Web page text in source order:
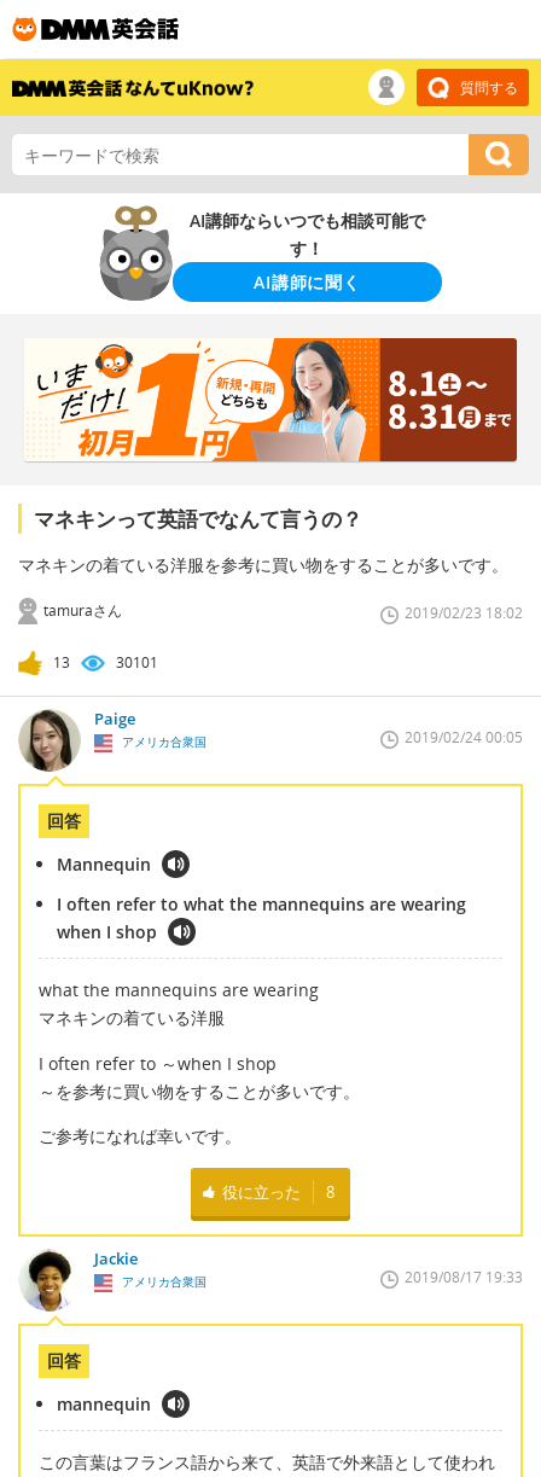
質問する
AI講師ならいつでも相談可能で
す！
AI講師に聞く
マネキンって英語でなんて言うの？
マネキンの着ている洋服を参考に買い物をすることが多いです。
tamuraさん 2019/02/23 18:02
13 30101
Paige
アメリカ合衆国 2019/02/24 00:05
回答
Mannequin
I often refer to what the mannequins are wearing
when I shop
what the mannequins are wearing
マネキンの着ている洋服
I often refer to ～when I shop
～を参考に買い物をすることが多いです。
ご参考になれば幸いです。
役に立った 8
Jackie
アメリカ合衆国 2019/08/17 19:33
回答
mannequin
この言葉はフランス語から来て、英語で外来語として使われ